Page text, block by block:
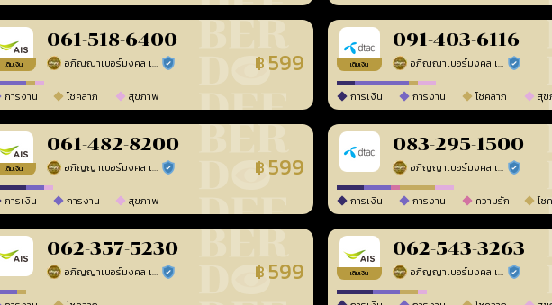
เติมเงิน
061-518-6400
อภิญญาเบอร์มงคล เบอร์สวยเลขศาสตร์ ร้านยืนยันแล้ว ฿ 599
การงาน โชคลาภ สุขภาพ
เติมเงิน
091-403-6116
อภิญญาเบอร์มงคล เบอร์สวยเลขศาสตร์ ร้านยืนยันแ
การเงิน การงาน โชคลาภ สุข
เติมเงิน
061-482-8200
อภิญญาเบอร์มงคล เบอร์สวยเลขศาสตร์ ร้านยืนยันแล้ว ฿ 599
การเงิน การงาน สุขภาพ
083-295-1500
อภิญญาเบอร์มงคล เบอร์สวยเลขศาสตร์ ร้านยืนยันแ
การเงิน การงาน ความรัก โช
062-357-5230
อภิญญาเบอร์มงคล เบอร์สวยเลขศาสตร์ ร้านยืนยันแล้ว ฿ 599 เติมเงิน
062-543-3263
อภิญญาเบอร์มงคล เบอร์สวยเลขศาสตร์ ร้านยืนยันแ